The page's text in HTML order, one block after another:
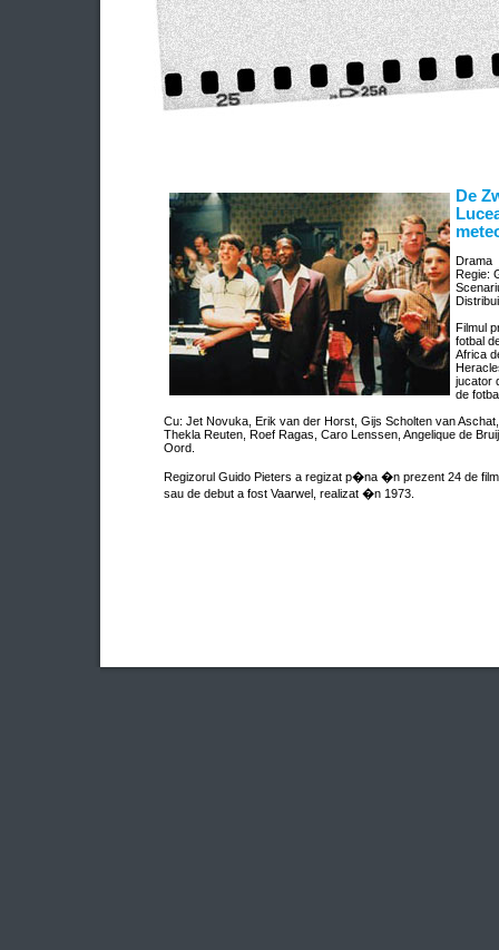
De
Drama
Regie:
Filmul
fotbal
Africa
jucator
de
Cu: Jet Novuka, Erik van der Horst, Gijs Scholten van
Thekla Reuten, Roef Ragas, Caro Lenssen, Angelique de
Oord.
Regizorul Guido Pieters a regizat p�na �n prezent 24 de
sau de debut a fost Vaarwel, realizat �n 1973.